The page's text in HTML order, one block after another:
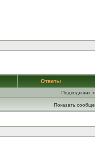
Ответы
Подходящих
Показать